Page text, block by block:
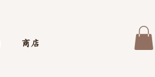
商店